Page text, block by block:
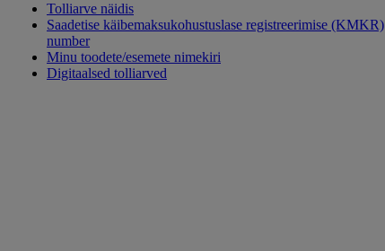
Tolliarve näidis
Saadetise käibemaksukohustuslase registreerimise (KMKR)
number
Minu toodete/esemete nimekiri
Digitaalsed tolliarved